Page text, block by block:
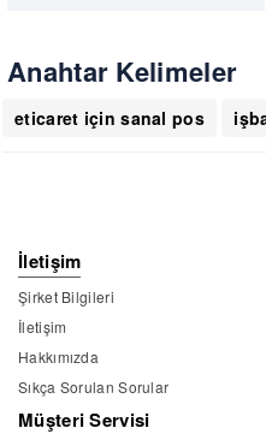
Anahtar Kelimeler
eticaret için sanal pos
İletişim
Şirket Bilgileri
İletişim
Hakkımızda
Sıkça Sorulan Sorular
Müşteri Servisi